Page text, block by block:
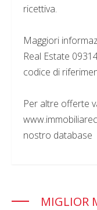
ricettiva.
Maggiori
Real Estate
codice di
Per altre offerte
nostro database
MIGLIOR